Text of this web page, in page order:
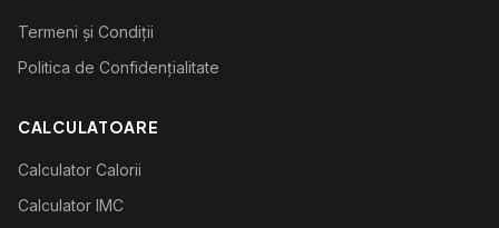
Termeni și Condiții
Politica de Confidențialitate
CALCULATOARE
Calculator Calorii
Calculator IMC